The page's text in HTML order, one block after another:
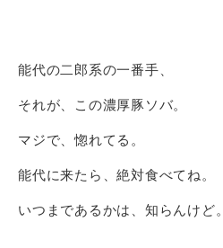
能代の二郎系の一番手、
それが、この濃厚豚ソバ。
マジで、惚れてる。
能代に来たら、絶対食べてね。
いつまであるかは、知らんけど。